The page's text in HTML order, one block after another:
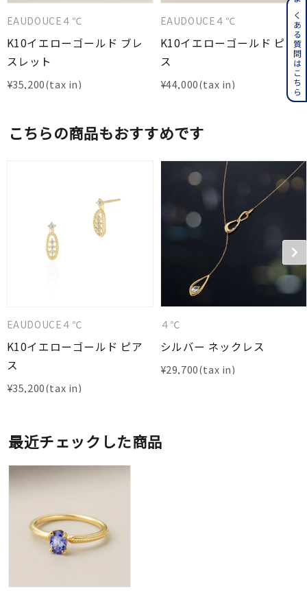
EAUDOUCE４℃
K10イエローゴールド ブレ
スレット
¥35,200
EAUDOUCE４℃
K10イエローゴールド ピア
ス
¥44,000
こちらの商品もおすすめです
EAUDOUCE４℃
K10イエローゴールド ピア
ス
¥35,200
４℃
シルバー ネックレス
¥29,700
最近チェックした商品
よくある質問はこちら